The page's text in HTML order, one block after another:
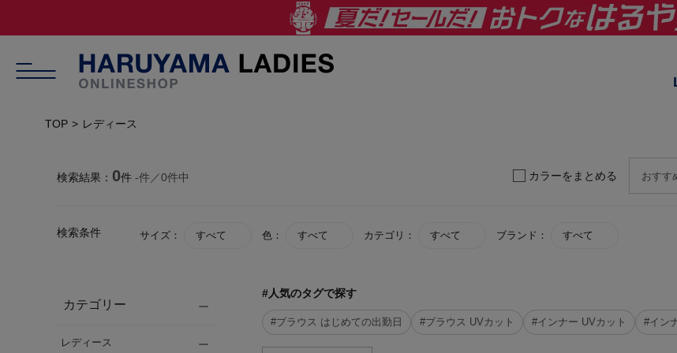
TOP レディース
検索結果： 0件 -件／0件中 カラーをまとめる
検索条件 サイズ： すべて 色： すべて カテゴリ： すべて ブランド： すべて
カテゴリー
レディース
#人気のタグで探す
#ブラウス はじめての出勤日 #ブラウス UVカット #インナー UVカット #イン